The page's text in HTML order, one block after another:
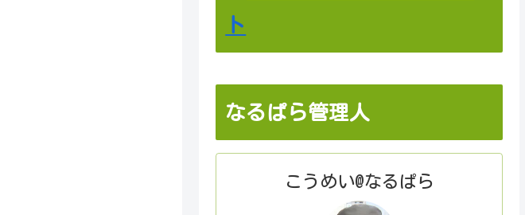
ト
なるぱら管理人
こうめい@なるぱら